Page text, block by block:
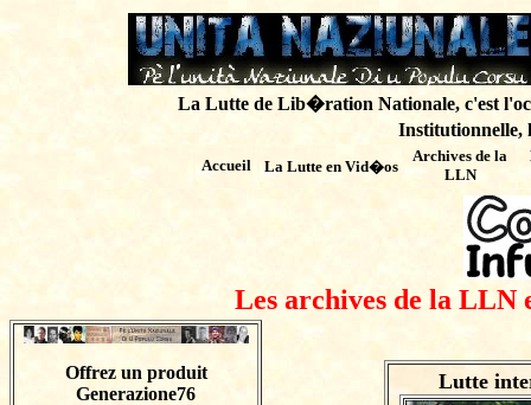
La Lutte de Lib�ration Nationale, c'est
Institutionnelle,
Accueil La Lutte en Vid�os
Archives de la
LLN
Les archives de la LLN
Offrez un produit
Generazione76
Lutte